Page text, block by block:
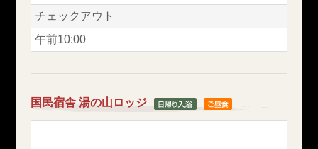
チェックアウト
午前10:00
国民宿舎 湯の山ロッジ